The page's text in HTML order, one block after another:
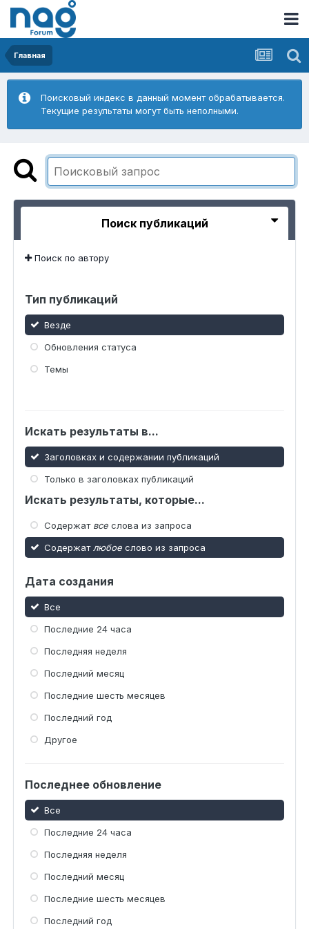
Главная
Поисковый индекс в данный момент обрабатывается.
Текущие результаты могут быть неполными.
Поиск публикаций
Поиск по автору
Тип публикаций
Везде
Обновления статуса
Темы
Искать результаты в...
Заголовках и содержании публикаций
Только в заголовках публикаций
Искать результаты, которые...
Содержат все слова из запроса
Содержат любое слово из запроса
Дата создания
Все
Последние 24 часа
Последняя неделя
Последний месяц
Последние шесть месяцев
Последний год
Другое
Последнее обновление
Все
Последние 24 часа
Последняя неделя
Последний месяц
Последние шесть месяцев
Последний год